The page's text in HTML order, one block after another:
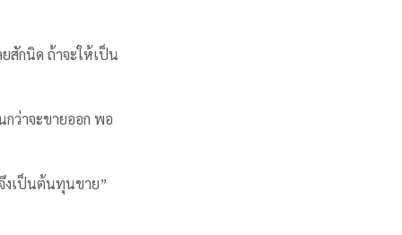
สักนิด ถ้าจะให้เป็น
กว่าจะขายออก พอ
งเป็นต้นทุนขาย”